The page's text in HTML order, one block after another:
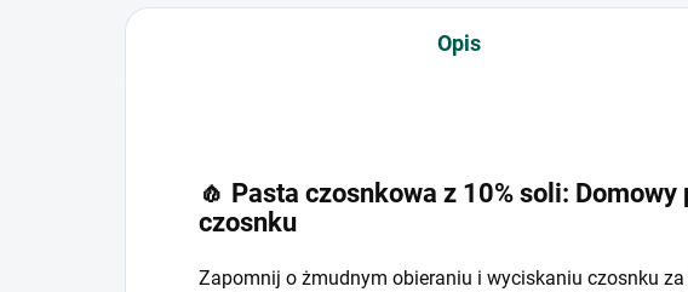
Opis
🧄 Pasta czosnkowa z 10% soli:
czosnku
Zapomnij o żmudnym obieraniu i wyciskaniu czosnku